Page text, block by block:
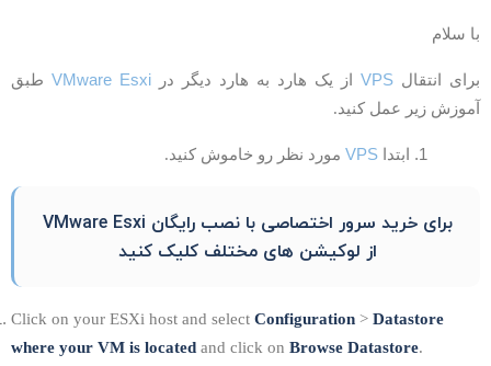
سلام
انتقال VPSاز یک هارد به هارد دیگر درVMware Esxiطبق
زیر عمل کنید.
ابتداVPSمورد نظر رو خاموش کنید.
برای خرید سرور اختصاصی با نصب رایگان VMware Esxi
از لوکیشن های مختلف کلیک کنید
Click on your ESXi host and selectConfiguration >Datastore
where your VM is locatedand click onBrowse Datastore